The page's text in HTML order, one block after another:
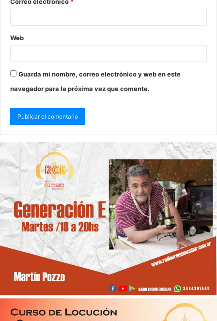
Correo electrónico *
Web
Guarda mi nombre, correo electrónico y web en este
navegador para la próxima vez que comente.